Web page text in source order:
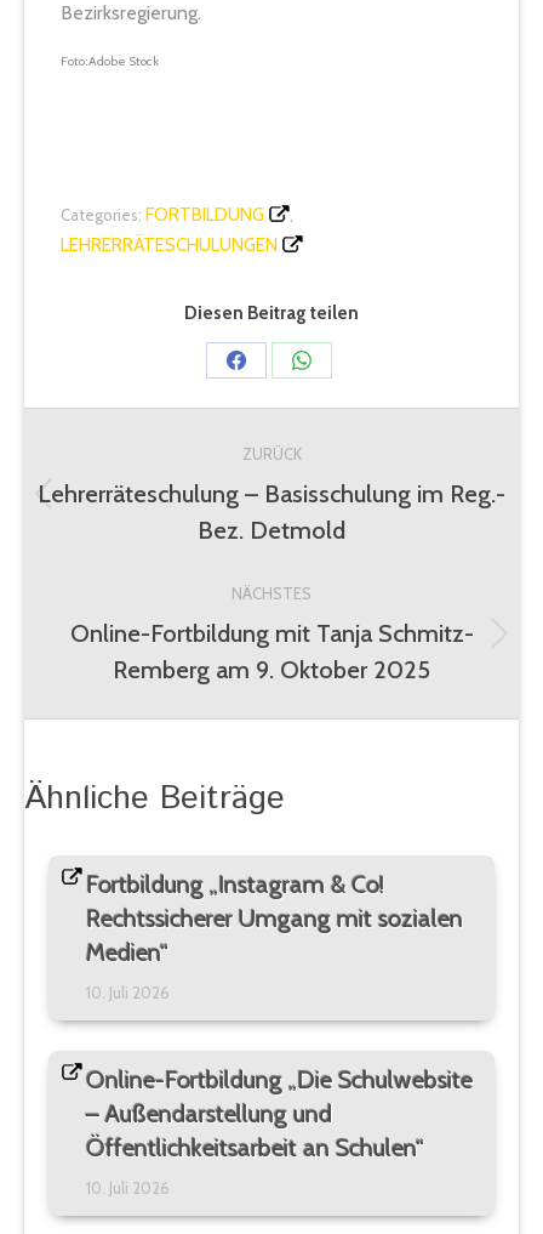
Bezirksregierung.
Foto:Adobe Stock
Categories: FORTBILDUNG
LEHRERRÄTESCHULUNGEN
Diesen Beitrag teilen
Share
on
Facebook
Share
on
WhatsApp
ZURÜCK
Vorheriger
Beitrag:
Lehrerräteschulung – Basisschulung im Reg.-
Bez. Detmold
NÄCHSTES
Nächster
Beitrag:
Online-Fortbildung mit Tanja Schmitz-
Remberg am 9. Oktober 2025
Ähnliche Beiträge
Fortbildung „Instagram & Co!
Rechtssicherer Umgang mit sozialen
Medien“
10. Juli 2026
Online-Fortbildung „Die Schulwebsite
– Außendarstellung und
Öffentlichkeitsarbeit an Schulen“
10. Juli 2026